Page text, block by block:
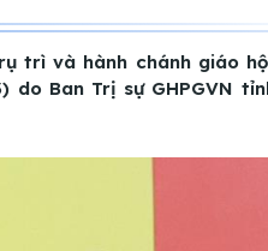
trì và hành chánh giáo
do Ban Trị sự GHPGVN